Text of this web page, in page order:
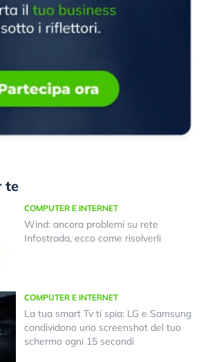
te
COMPUTER E INTERNET
Wind: ancora problemi su rete
Infostrada, ecco come risolverli
COMPUTER E INTERNET
La tua smart Tv ti spia: LG e Samsung
condividono uno screenshot del tuo
schermo ogni 15 secondi